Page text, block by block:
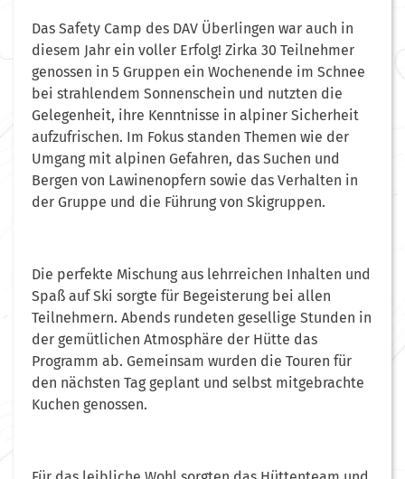
Das Safety Camp des DAV Überlingen war auch in
diesem Jahr ein voller Erfolg! Zirka 30 Teilnehmer
genossen in 5 Gruppen ein Wochenende im Schnee
bei strahlendem Sonnenschein und nutzten die
Gelegenheit, ihre Kenntnisse in alpiner Sicherheit
aufzufrischen. Im Fokus standen Themen wie der
Umgang mit alpinen Gefahren, das Suchen und
Bergen von Lawinenopfern sowie das Verhalten in
der Gruppe und die Führung von Skigruppen.
Die perfekte Mischung aus lehrreichen Inhalten und
Spaß auf Ski sorgte für Begeisterung bei allen
Teilnehmern. Abends rundeten gesellige Stunden in
der gemütlichen Atmosphäre der Hütte das
Programm ab. Gemeinsam wurden die Touren für
den nächsten Tag geplant und selbst mitgebrachte
Kuchen genossen.